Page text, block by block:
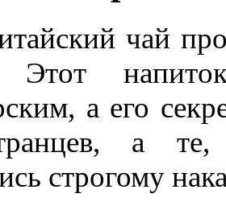
чай
Этот
а его
а
строгому